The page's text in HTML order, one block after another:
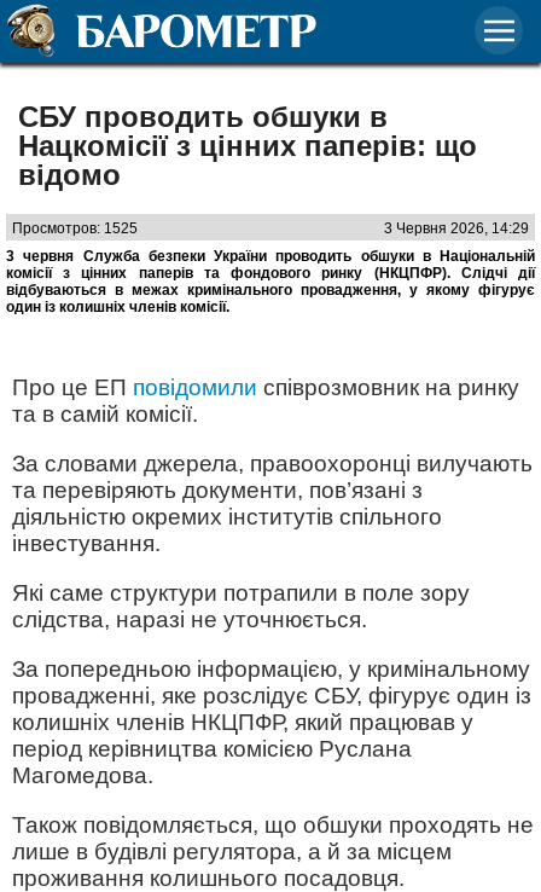
СБУ проводить обшуки в
Нацкомісії з цінних паперів: що
відомо
Просмотров: 1525
3 Червня 2026, 14:29
3 червня Служба безпеки України проводить обшуки в Національній
комісії з цінних паперів та фондового ринку (НКЦПФР). Слідчі дії
відбуваються в межах кримінального провадження, у якому фігурує
один із колишніх членів комісії.
Про це ЕП повідомили співрозмовник на ринку
та в самій комісії.
За словами джерела, правоохоронці вилучають
та перевіряють документи, пов’язані з
діяльністю окремих інститутів спільного
інвестування.
Які саме структури потрапили в поле зору
слідства, наразі не уточнюється.
За попередньою інформацією, у кримінальному
провадженні, яке розслідує СБУ, фігурує один із
колишніх членів НКЦПФР, який працював у
період керівництва комісією Руслана
Магомедова.
Також повідомляється, що обшуки проходять не
лише в будівлі регулятора, а й за місцем
проживання колишнього посадовця.